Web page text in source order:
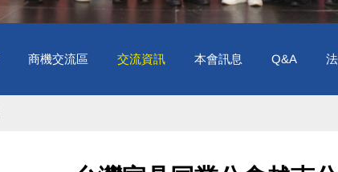
商機交流區 交流資訊 本會訊息 Q&A